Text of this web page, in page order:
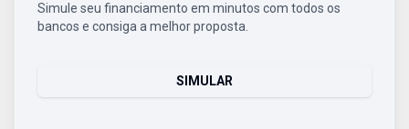
Simule seu financiamento em minutos com todos os
bancos e consiga a melhor proposta.
SIMULAR